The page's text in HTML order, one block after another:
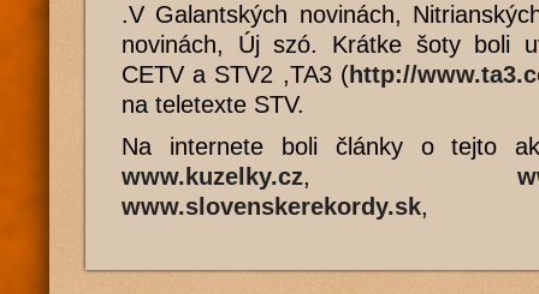
.V Galantských novinách,
novinách, Új szó. Krátke šoty boli
CETV a STV2 ,TA3 (http://
na teletexte STV.
Na internete boli články o tejto
www.kuzelky.cz,
www.slovenskerekordy.sk,